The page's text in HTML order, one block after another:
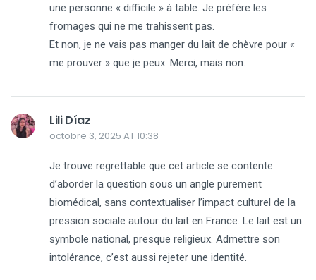
une personne « difficile » à table. Je préfère les
fromages qui ne me trahissent pas.
Et non, je ne vais pas manger du lait de chèvre pour «
me prouver » que je peux. Merci, mais non.
Lili Díaz
octobre 3, 2025 AT 10:38
Je trouve regrettable que cet article se contente
d’aborder la question sous un angle purement
biomédical, sans contextualiser l’impact culturel de la
pression sociale autour du lait en France. Le lait est un
symbole national, presque religieux. Admettre son
intolérance, c’est aussi rejeter une identité.